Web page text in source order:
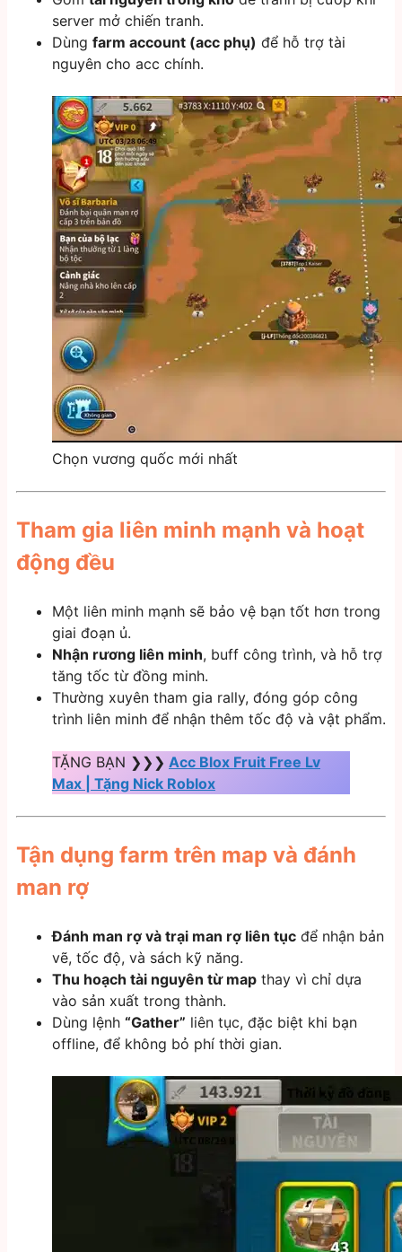
server mở chiến tranh.
Dùng farm account (acc phụ) để hỗ trợ tài
nguyên cho acc chính.
Chọn vương quốc mới nhất
Tham gia liên minh mạnh và hoạt
động đều
Một liên minh mạnh sẽ bảo vệ bạn tốt hơn trong
giai đoạn ủ.
Nhận rương liên minh, buff công trình, và hỗ trợ
tăng tốc từ đồng minh.
Thường xuyên tham gia rally, đóng góp công
trình liên minh để nhận thêm tốc độ và vật phẩm.
TẶNG BẠN ❯❯❯ Acc Blox Fruit Free Lv
Max | Tặng Nick Roblox
Tận dụng farm trên map và đánh
man rợ
Đánh man rợ và trại man rợ liên tục để nhận bản
vẽ, tốc độ, và sách kỹ năng.
Thu hoạch tài nguyên từ map thay vì chỉ dựa
vào sản xuất trong thành.
Dùng lệnh “Gather” liên tục, đặc biệt khi bạn
offline, để không bỏ phí thời gian.